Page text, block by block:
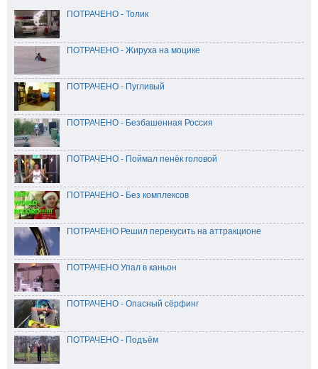
ПОТРАЧЕНО - Толик
ПОТРАЧЕНО - Жируха на моцике
ПОТРАЧЕНО - Пугливый
ПОТРАЧЕНО - Безбашенная Россия
ПОТРАЧЕНО - Поймал пенёк головой
ПОТРАЧЕНО - Без комплексов
ПОТРАЧЕНО Решил перекусить на аттракционе
ПОТРАЧЕНО Упал в каньон
ПОТРАЧЕНО - Опасный сёрфинг
ПОТРАЧЕНО - Подъём